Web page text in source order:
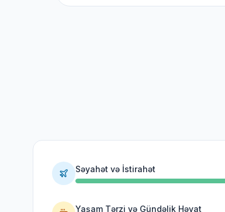
Səyahət və İstirahət
Yaşam Tərzi və Gündəlik Həyat